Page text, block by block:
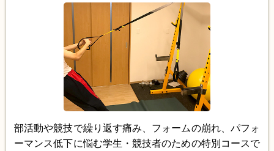
部活動や競技で繰り返す痛み、フォームの崩れ、パフォ
ーマンス低下に悩む学生・競技者のための特別コースで